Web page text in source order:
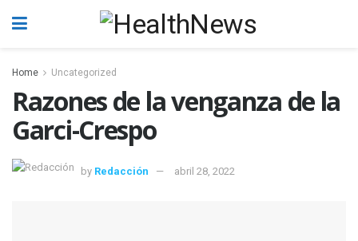
Home Uncategorized
Razones de la venganza de la
Garci-Crespo
by Redacción abril 28, 2022